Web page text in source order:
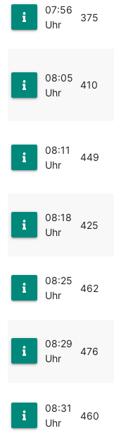
07:56
Uhr
375
08:05
Uhr
410
08:11
Uhr
449
08:18
Uhr
425
08:25
Uhr
462
08:29
Uhr
476
08:31
Uhr
460